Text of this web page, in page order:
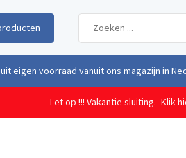
eigen voorraad vanuit ons magazijn in
Let op !!! Vakantie sluiting. Klik